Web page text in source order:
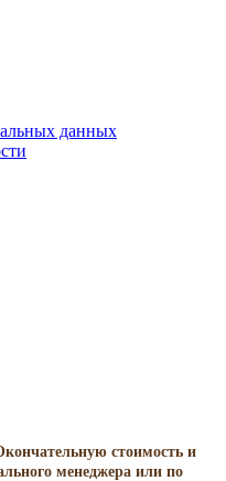
данных
стоимость и
менеджера или по